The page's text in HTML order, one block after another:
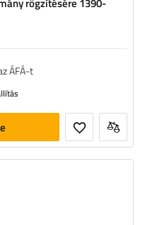
ÁFÁ-t